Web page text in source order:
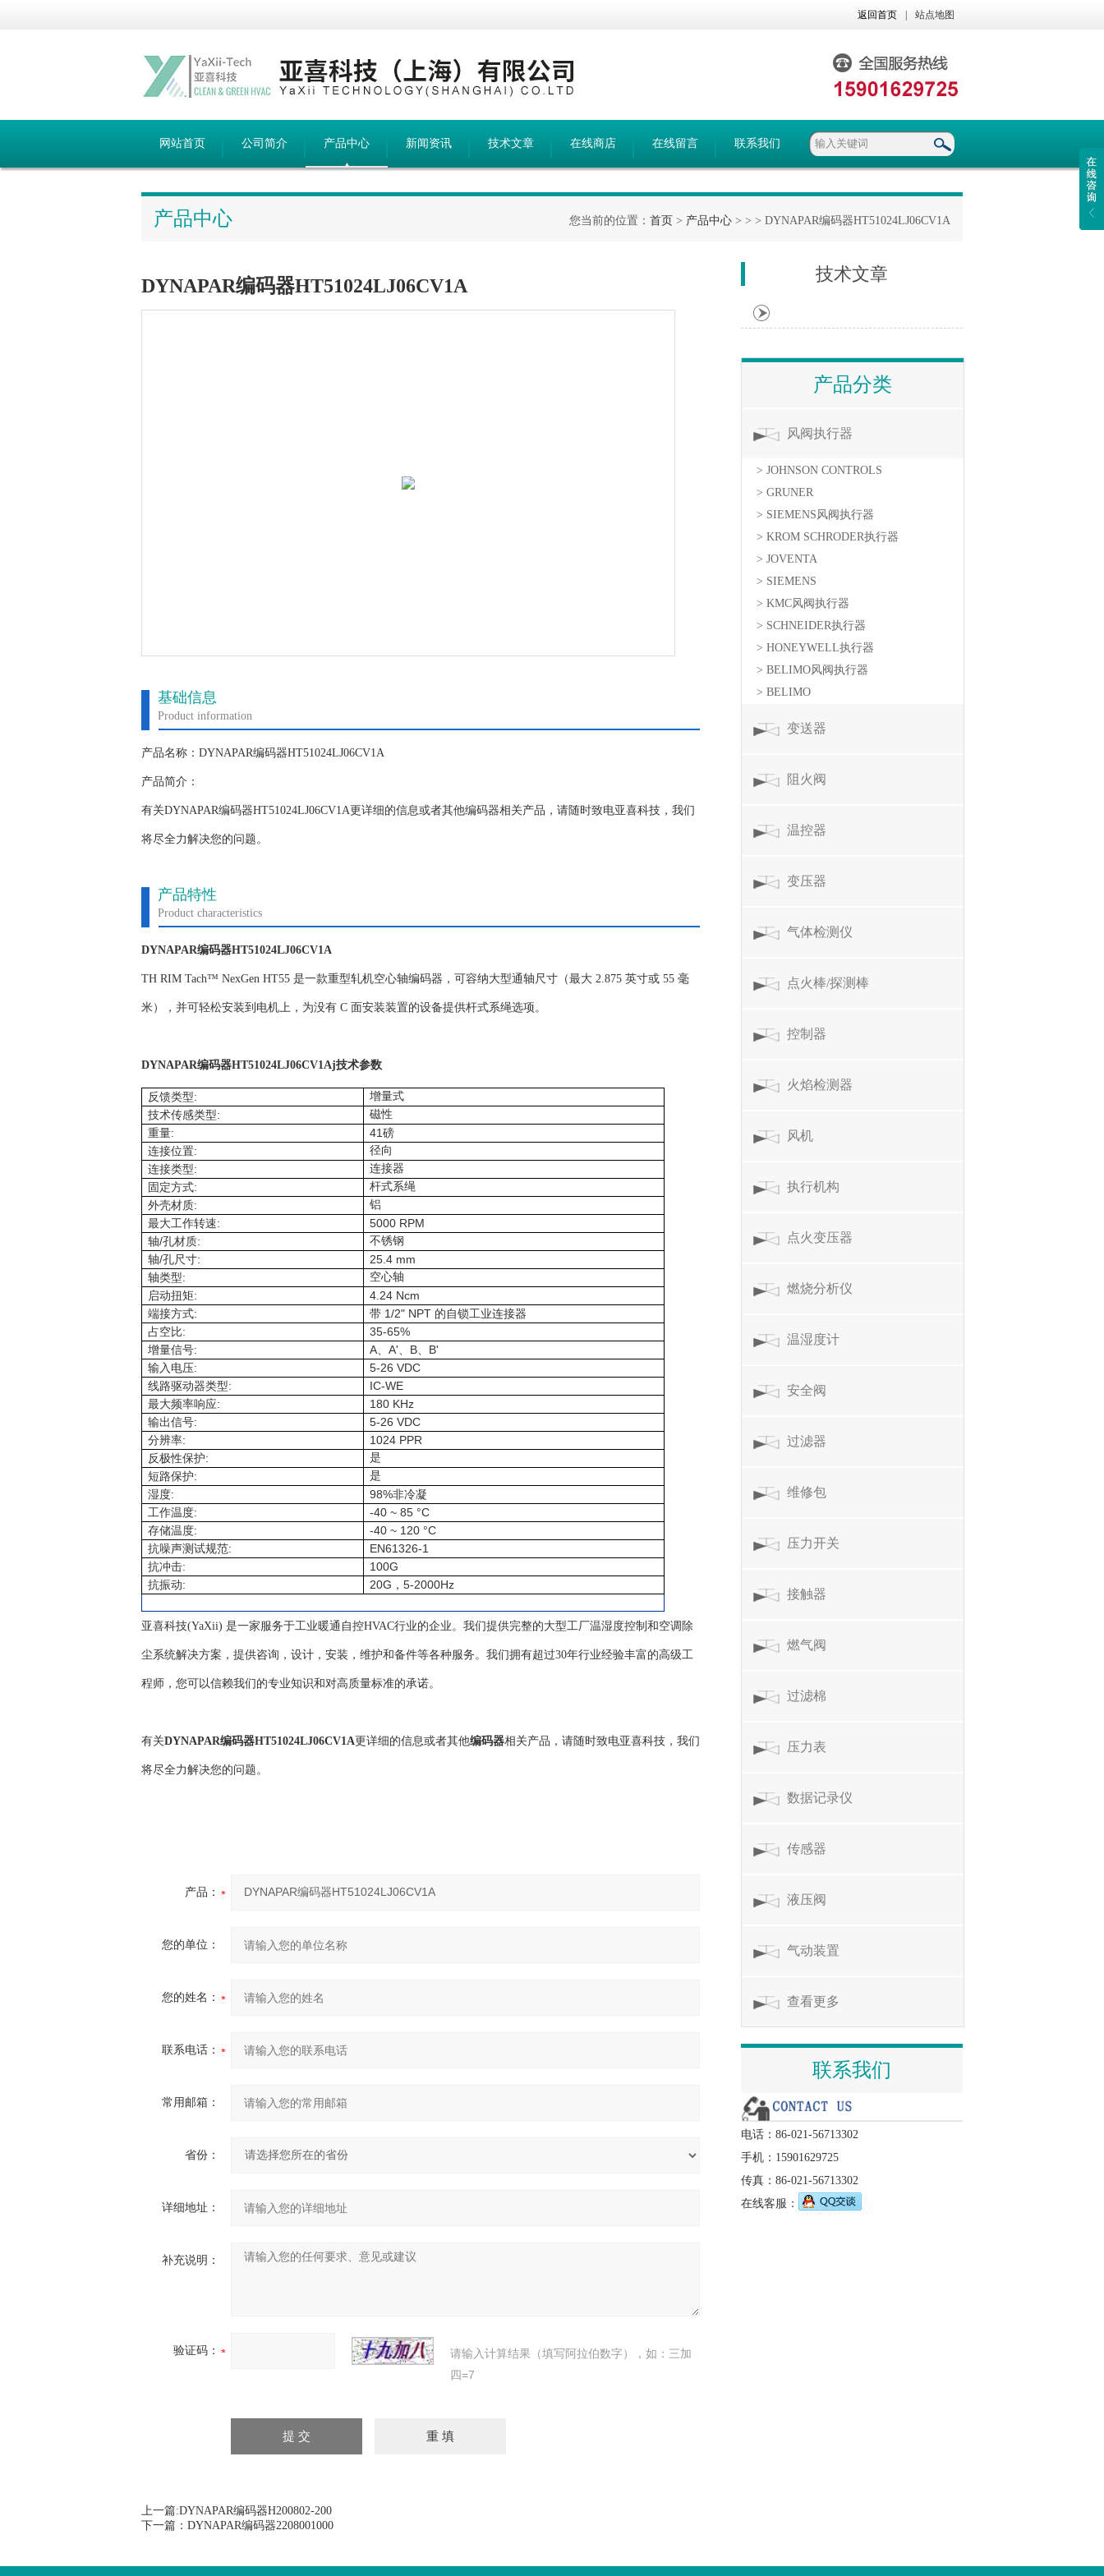
返回首页 站点地图
网站首页 公司简介 产品中心 新闻资讯 技术文章 在线商店 在线留言 联系我们
产品中心 您当前的位置： 首页 > 产品中心 > > > DYNAPAR编码器HT51024LJ06CV1A
DYNAPAR编码器HT51024LJ06CV1A
基础信息
Product information
产品名称：DYNAPAR编码器HT51024LJ06CV1A
产品简介：
有关DYNAPAR编码器HT51024LJ06CV1A更详细的信息或者其他编码器相关产品，请随时致电亚喜科技，我们
将尽全力解决您的问题。
产品特性
Product characteristics
DYNAPAR编码器HT51024LJ06CV1A
TH RIM Tach™ NexGen HT55 是一款重型轧机空心轴编码器，可容纳大型通轴尺寸（最大 2.875 英寸或 55 毫
米），并可轻松安装到电机上，为没有 C 面安装装置的设备提供杆式系绳选项。
DYNAPAR编码器HT51024LJ06CV1Aj技术参数
反馈类型:
增量式
技术传感类型:
磁性
重量: 41 磅
连接位置:
径向
连接类型:
连接器
固定方式:
杆式系绳
外壳材质:
铝
最大工作转速: 5000 RPM
轴/孔材质:
不锈钢
轴/孔尺寸: 25.4 mm
轴类型:
空心轴
启动扭矩: 4.24 Ncm
端接方式: 带 1/2" NPT 的自锁工业连接器
占空比: 35-65%
增量信号: A、 A'、 B、 B'
输入电压: 5-26 VDC
线路驱动器类型: IC-WE
最大频率响应: 180 KHz
输出信号: 5-26 VDC
分辨率: 1024 PPR
反极性保护:
是
短路保护:
是
湿度: 98%非冷凝
工作温度: -40 ~ 85 °C
存储温度: -40 ~ 120 °C
抗噪声测试规范: EN61326-1
抗冲击: 100G
抗振动: 20G ， 5-2000Hz
亚喜科技(YaXii) 是一家服务于工业暖通自控HVAC行业的企业。我们提供完整的大型工厂温湿度控制和空调除
尘系统解决方案，提供咨询，设计，安装，维护和备件等各种服务。我们拥有超过30年行业经验丰富的高级工
程师，您可以信赖我们的专业知识和对高质量标准的承诺。
有关DYNAPAR编码器HT51024LJ06CV1A更详细的信息或者其他编码器相关产品，请随时致电亚喜科技，我们
将尽全力解决您的问题。
产品：
您的单位：
您的姓名：
联系电话：
常用邮箱：
省份：
详细地址：
补充说明：
验证码：
请输入计算结果（填写阿拉伯数字），如：三加
四=7
上一篇:DYNAPAR编码器H200802-200
下一篇： DYNAPAR编码器2208001000
技术文章
产品分类
风阀执行器
> JOHNSON CONTROLS
> GRUNER
> SIEMENS风阀执行器
> KROM SCHRODER执行器
> JOVENTA
> SIEMENS
> KMC风阀执行器
> SCHNEIDER执行器
> HONEYWELL执行器
> BELIMO风阀执行器
> BELIMO
变送器
阻火阀
温控器
变压器
气体检测仪
点火棒/探测棒
控制器
火焰检测器
风机
执行机构
点火变压器
燃烧分析仪
温湿度计
安全阀
过滤器
维修包
压力开关
接触器
燃气阀
过滤棉
压力表
数据记录仪
传感器
液压阀
气动装置
查看更多
联系我们
电话：86-021-56713302
手机：15901629725
传真：86-021-56713302
在线客服：